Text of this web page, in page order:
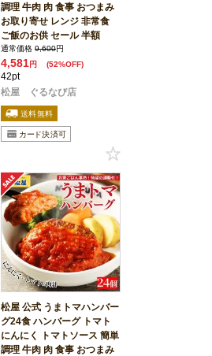
調理 牛肉 肉 食事 おつまみ
お取り寄せ レンジ 非常食
ご飯のお供 セール 半額
通常価格 9,600円
4,581円 (52%OFF)
42pt
松屋 ぐるなび店
松屋 公式 うまトマハンバー
グ24食 ハンバーグ トマト
にんにく トマトソース 簡単
調理 牛肉 肉 食事 おつまみ